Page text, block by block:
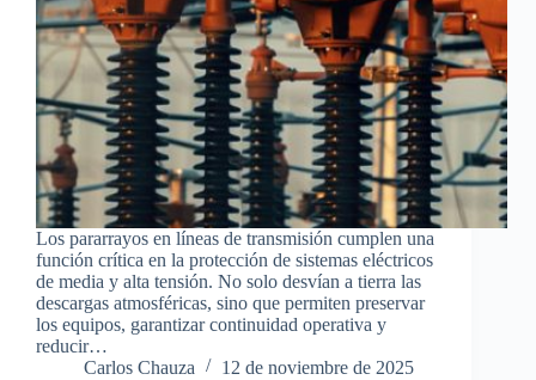
Los pararrayos en líneas de transmisión cumplen una
función crítica en la protección de sistemas eléctricos
de media y alta tensión. No solo desvían a tierra las
descargas atmosféricas, sino que permiten preservar
los equipos, garantizar continuidad operativa y
reducir…
Carlos Chauza
12 de noviembre de 2025